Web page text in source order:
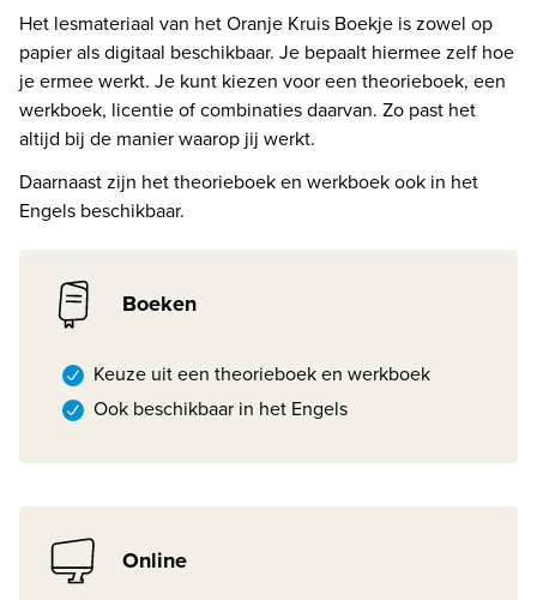
Het lesmateriaal van het Oranje Kruis Boekje is zowel op
papier als digitaal beschikbaar. Je bepaalt hiermee zelf hoe
je ermee werkt. Je kunt kiezen voor een theorieboek, een
werkboek, licentie of combinaties daarvan. Zo past het
altijd bij de manier waarop jij werkt.
Daarnaast zijn het theorieboek en werkboek ook in het
Engels beschikbaar.
Boeken
Keuze uit een theorieboek en werkboek
Ook beschikbaar in het Engels
Online